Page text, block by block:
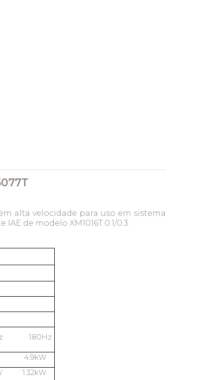
alta velocidade para uso em sistema
de modelo XM1016T 0.1/0.3.
180Hz
4.9kW
1.32kW